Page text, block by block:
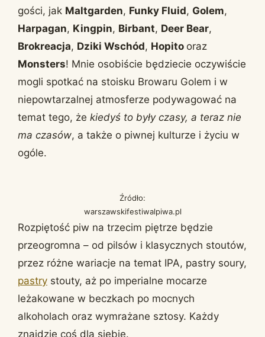
gości, jak Maltgarden, Funky Fluid, Golem,
Harpagan, Kingpin, Birbant, Deer Bear,
Brokreacja, Dziki Wschód, Hopito oraz
Monsters! Mnie osobiście będziecie oczywiście
mogli spotkać na stoisku Browaru Golem i w
niepowtarzalnej atmosferze podywagować na
temat tego, że kiedyś to były czasy, a teraz nie
ma czasów, a także o piwnej kulturze i życiu w
ogóle.
Źródło:
warszawskifestiwalpiwa.pl
Rozpiętość piw na trzecim piętrze będzie
przeogromna – od pilsów i klasycznych stoutów,
przez różne wariacje na temat IPA, pastry soury,
pastry stouty, aż po imperialne mocarze
leżakowane w beczkach po mocnych
alkoholach oraz wymrażane sztosy. Każdy
znajdzie coś dla siebie.